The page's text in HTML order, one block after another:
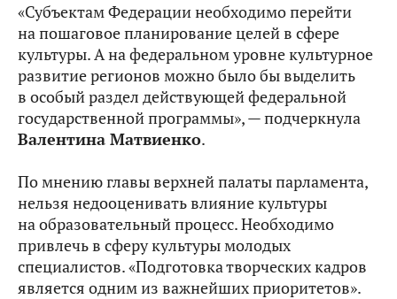
«Субъектам Федерации необходимо перейти
на пошаговое планирование целей в сфере
культуры. А на федеральном уровне культурное
развитие регионов можно было бы выделить
в особый раздел действующей федеральной
государственной программы», — подчеркнула
Валентина Матвиенко.
По мнению главы верхней палаты парламента,
нельзя недооценивать влияние культуры
на образовательный процесс. Необходимо
привлечь в сферу культуры молодых
специалистов. «Подготовка творческих кадров
является одним из важнейших приоритетов».